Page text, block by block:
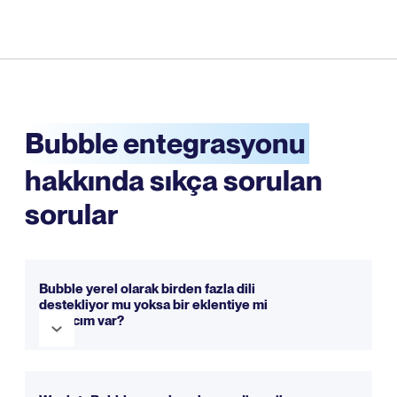
Bubble entegrasyonu
hakkında sıkça sorulan
sorular
Bubble yerel olarak birden fazla dili
destekliyor mu yoksa bir eklentiye mi
ihtiyacım var?